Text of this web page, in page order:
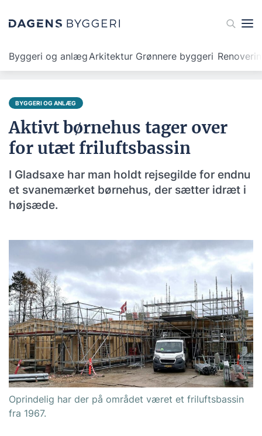
Byggeri og anlægArkitektur Grønnere byggeri
BYGGERI OG ANLÆG
Aktivt børnehus tager over
for utæt friluftsbassin
I Gladsaxe har man holdt rejsegilde for endnu
et svanemærket børnehus, der sætter idræt i
højsæde.
Oprindelig har der på området været et friluftsbassin
fra 1967.